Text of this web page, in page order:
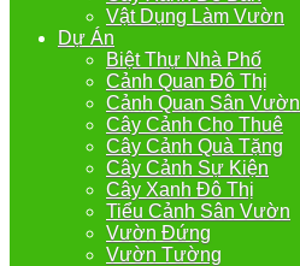
Vật Dụng Làm Vườn
Dự Án
Biệt Thự Nhà Phố
Cảnh Quan Đô Thị
Cảnh Quan Sân Vườn
Cây Cảnh Cho Thuê
Cây Cảnh Quà Tặng
Cây Cảnh Sự Kiện
Cây Xanh Đô Thị
Tiểu Cảnh Sân Vườn
Vườn Đứng
Vườn Tường